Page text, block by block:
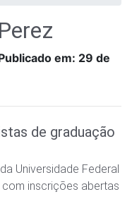
Canais
em: 29 de
de graduação
Universidade Federal
com inscrições abertas